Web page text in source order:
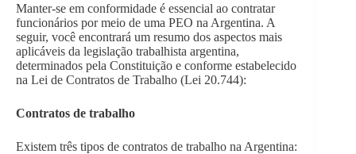
Manter-se em conformidade é essencial ao contratar
funcionários por meio de uma PEO na Argentina. A
seguir, você encontrará um resumo dos aspectos mais
aplicáveis da legislação trabalhista argentina,
determinados pela Constituição e conforme estabelecido
na Lei de Contratos de Trabalho (Lei 20.744):
Contratos de trabalho
Existem três tipos de contratos de trabalho na Argentina: